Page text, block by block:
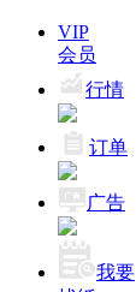
VIP
会员
行情
订单
广告
我要